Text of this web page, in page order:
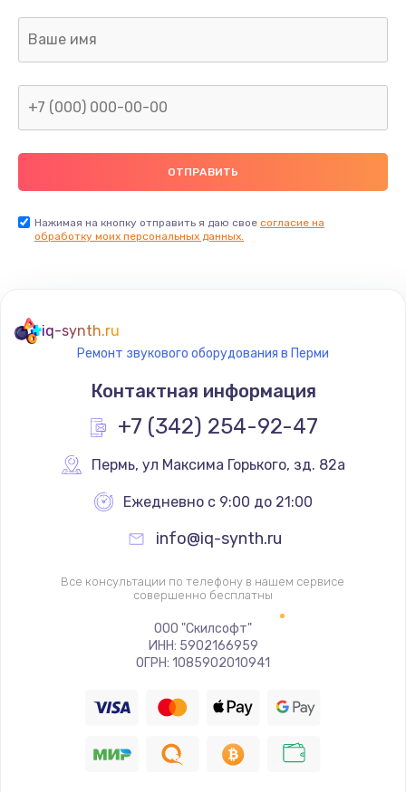
Заказать
Ремонт капиллярной трубки
400 руб.
Заказать
Замена термостата
1200 руб.
Заказать
Замена реле
700 руб.
Заказать
Замена ТЭНа
Заказать
Замена шнура
Нажимая на кнопку отправить я даю свое согласие на
обработку моих персональных данных.
iq-synth.ru
Ремонт звукового оборудования в Перми
Контактная информация
+7 (342) 254-92-47
Пермь, ул Максима Горького, зд. 82а
Ежедневно с 9:00 до 21:00
info@iq-synth.ru
Все консультации по телефону в нашем сервисе
совершенно бесплатны
ООО "Скилсофт"
ИНН: 5902166959
ОГРН: 1085902010941